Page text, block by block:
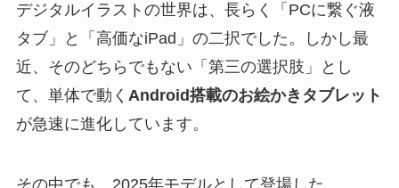
デジタルイラストの世界は、長らく「PCに繋ぐ液
タブ」と「高価なiPad」の二択でした。しかし最
近、そのどちらでもない「第三の選択肢」とし
て、単体で動く Android搭載のお絵かきタブレット
が急速に進化しています。
その中でも、2025年モデルとして登場した